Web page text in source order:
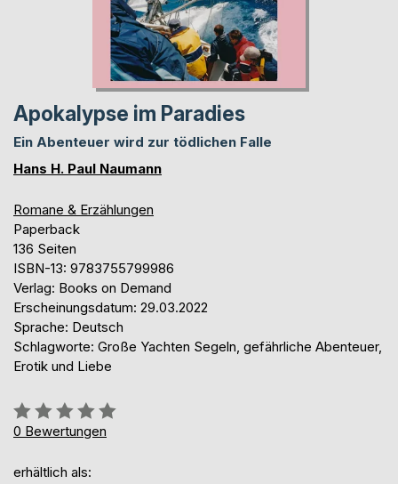
Apokalypse im Paradies
Ein Abenteuer wird zur tödlichen Falle
Hans H. Paul Naumann
Romane & Erzählungen
Paperback
136 Seiten
ISBN-13: 9783755799986
Verlag: Books on Demand
Erscheinungsdatum: 29.03.2022
Sprache: Deutsch
Schlagworte: Große Yachten Segeln, gefährliche Abenteuer,
Erotik und Liebe
Bewertung::
0%
0 Bewertungen
erhältlich als: